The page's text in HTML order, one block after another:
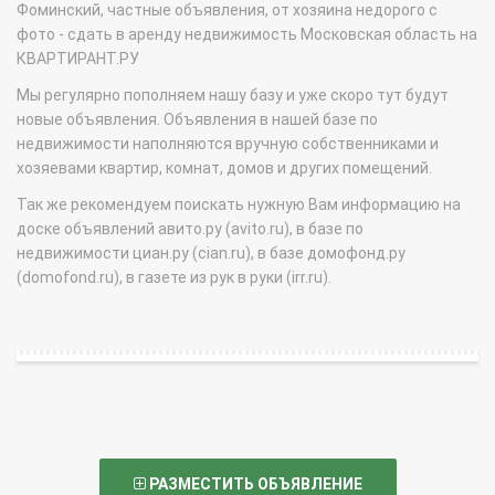
Фоминский, частные объявления, от хозяина недорого с
фото - сдать в аренду недвижимость Московская область на
КВАРТИРАНТ.РУ
Мы регулярно пополняем нашу базу и уже скоро тут будут
новые объявления. Объявления в нашей базе по
недвижимости наполняются вручную собственниками и
хозяевами квартир, комнат, домов и других помещений.
Так же рекомендуем поискать нужную Вам информацию на
доске объявлений авито.ру (avito.ru), в базе по
недвижимости циан.ру (cian.ru), в базе домофонд.ру
(domofond.ru), в газете из рук в руки (irr.ru).
РАЗМЕСТИТЬ ОБЪЯВЛЕНИЕ